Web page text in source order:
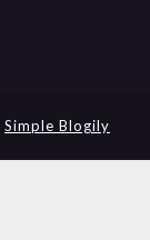
Simple Blogily